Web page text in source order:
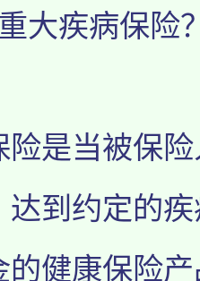
大疾病保险
险是当被保
达到约定的
的健康保险